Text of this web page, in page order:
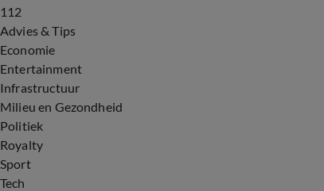
112
Advies & Tips
Economie
Entertainment
Infrastructuur
Milieu en Gezondheid
Politiek
Royalty
Sport
Tech